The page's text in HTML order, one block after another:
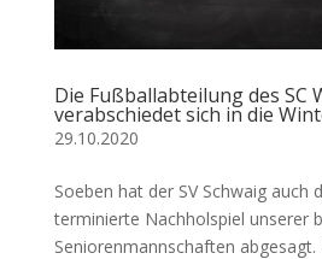
Die Fußballabteilung des SC
verabschiedet sich in die
29.10.2020
Soeben hat der SV Schwaig auch
terminierte Nachholspiel unserer
Seniorenmannschaften